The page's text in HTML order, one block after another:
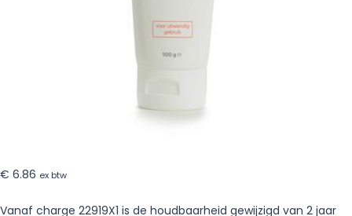
€ 6.86 ex btw
Vanaf charge 22919X1 is de houdbaarheid gewijzigd van 2 jaar